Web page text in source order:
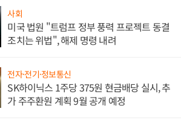
사회
미국 법원 "트럼프 정부 풍력 프로젝트 동결
조치는 위법", 해제 명령 내려
전자·전기·정보통신
SK하이닉스 1주당 375원 현금배당 실시, 추
가 주주환원 계획 9월 공개 예정